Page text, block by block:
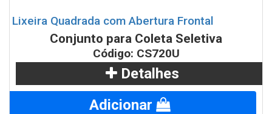
Lixeiras para Coleta Seletiva com suporte 65 litros
Lixeiras para Coleta Seletiva com suporte 92 litros
Lixeiras para Coleta Seletiva tampa vai vem 25 litros
Lixeira Quadrada com Abertura Frontal
Conjunto para Coleta Seletiva
Código: CS720U
Detalhes
Adicionar